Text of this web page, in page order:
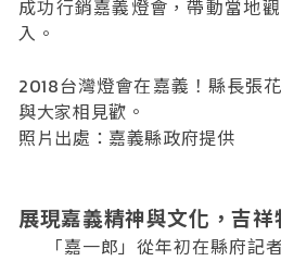
成功行銷嘉義燈會，帶動當地
入。
2018台灣燈會在嘉義！縣長張
與大家相見歡。
照片出處：嘉義縣政府提供
展現嘉義精神與文化，吉
「嘉一郎」從年初在縣府記